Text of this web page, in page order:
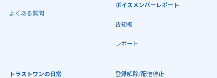
よくある質問
ボイスメンバーレポート
告知板
レポート
トラストワンの日常 登録解除/配信停止